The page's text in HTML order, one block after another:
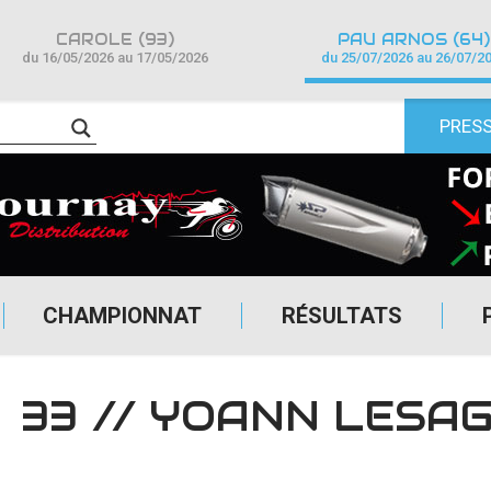
CHAMPIONNAT RÉSULTATS
CAROLE (93)
du 16/05/2026 au 17/05/2026
PAU ARNOS (64)
du 25/07/2026 au 26/07/
33 // YOANN